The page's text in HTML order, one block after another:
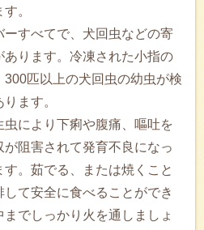
。
ーすべてで、犬回虫などの寄
ります。冷凍された小指の
匹以上の犬回虫の幼虫が検
ます。
により下痢や腹痛、嘔吐を
阻害されて発育不良になっ
。茹でる、または焼くこと
て安全に食べることができ
でしっかり火を通しましょ